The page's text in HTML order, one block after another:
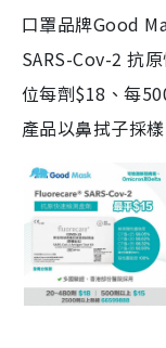
口罩品牌Good
SARS-Cov-2 抗
位每劑$18、每
產品以鼻拭子採